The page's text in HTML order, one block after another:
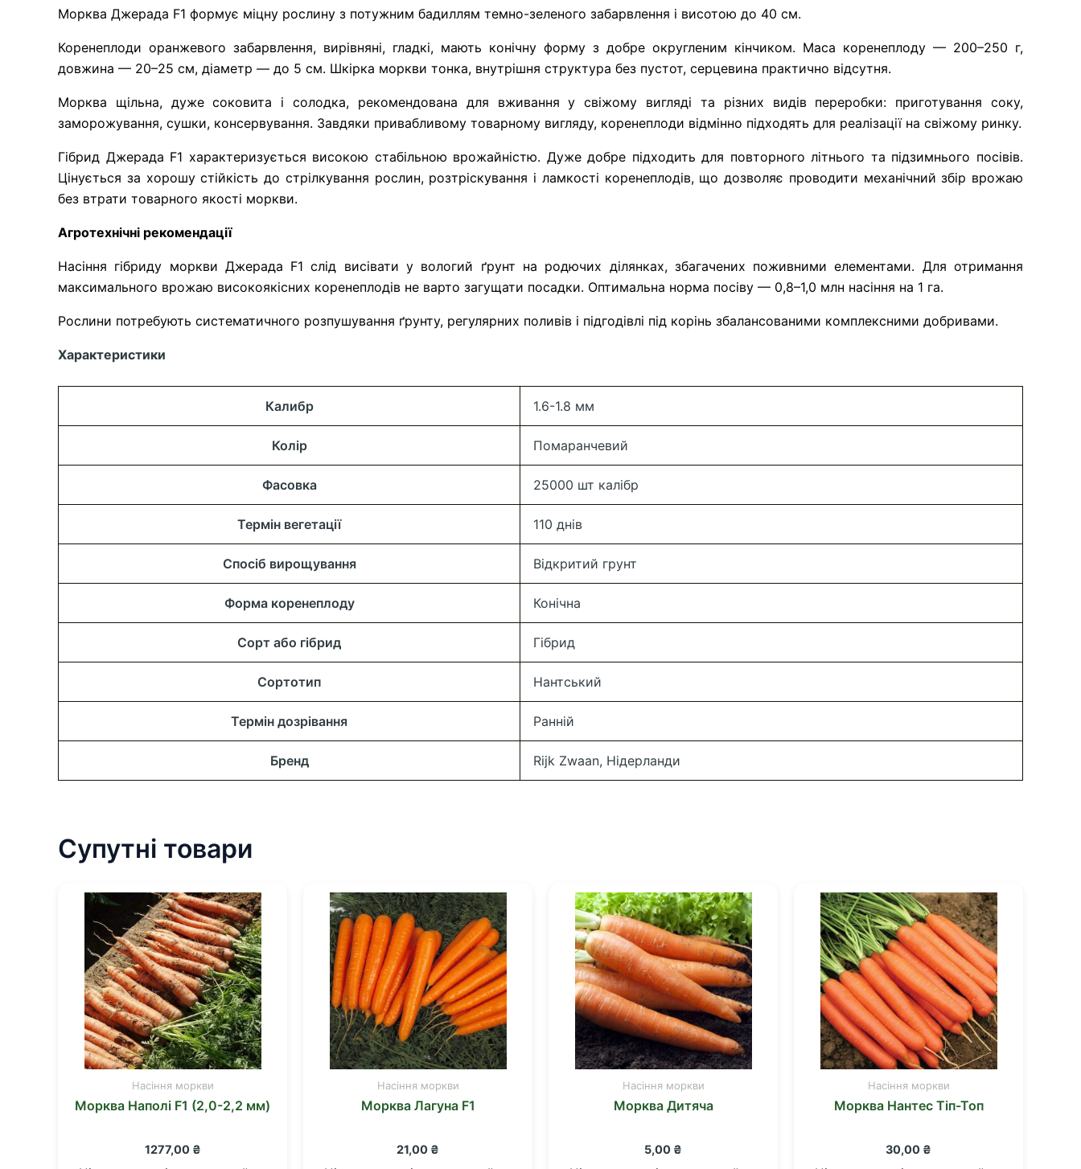
Морква Джерада F1 формує міцну рослину з потужним бадиллям темно-зеленого забарвлення і висотою до 40 см.
Коренеплоди оранжевого забарвлення, вирівняні, гладкі, мають конічну форму з добре округленим кінчиком. Маса коренеплоду — 200–250 г,
довжина — 20–25 см, діаметр — до 5 см. Шкірка моркви тонка, внутрішня структура без пустот, серцевина практично відсутня.
Морква щільна, дуже соковита і солодка, рекомендована для вживання у свіжому вигляді та різних видів переробки: приготування соку,
заморожування, сушки, консервування. Завдяки привабливому товарному вигляду, коренеплоди відмінно підходять для реалізації на свіжому ринку.
Гібрид Джерада F1 характеризується високою стабільною врожайністю. Дуже добре підходить для повторного літнього та підзимнього посівів.
Цінується за хорошу стійкість до стрілкування рослин, розтріскування і ламкості коренеплодів, що дозволяє проводити механічний збір врожаю
без втрати товарного якості моркви.
Агротехнічні рекомендації
Насіння гібриду моркви Джерада F1 слід висівати у вологий ґрунт на родючих ділянках, збагачених поживними елементами. Для отримання
максимального врожаю високоякісних коренеплодів не варто загущати посадки. Оптимальна норма посіву — 0,8–1,0 млн насіння на 1 га.
Рослини потребують систематичного розпушування ґрунту, регулярних поливів і підгодівлі під корінь збалансованими комплексними добривами.
Характеристики
Калибр 1.6-1.8 мм
Колір Помаранчевий
Фасовка 25000 шт калібр
Термін вегетації 110 днів
Спосіб вирощування Відкритий грунт
Форма коренеплоду Конiчна
Сорт або гібрид Гібрид
Сортотип Нантський
Термін дозрівання Ранній
Бренд Rijk Zwaan, Нідерланди
Супутні товари
Насіння моркви
Морква Наполі F1 (2,0-2,2 мм)
1277,00 ₴
Насіння моркви
Морква Лагуна F1
21,00 ₴
Насіння моркви
Морква Дитяча
5,00 ₴
Насіння моркви
Морква Нантес Тіп-Топ
30,00 ₴